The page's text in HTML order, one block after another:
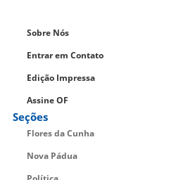
Sobre Nós
Entrar em Contato
Edição Impressa
Assine OF
Seções
Flores da Cunha
Nova Pádua